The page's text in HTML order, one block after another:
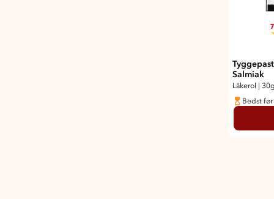
Salmiak
Läkerol
30g
Bedst